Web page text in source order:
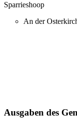
Sparrieshoop
An der
Ausgaben des